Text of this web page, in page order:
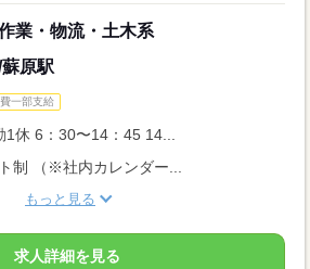
業・物流・土木系
原駅
一部支給
1休 6：30〜14：45 14...
制 （※社内カレンダー...
もっと見る
求人詳細を見る